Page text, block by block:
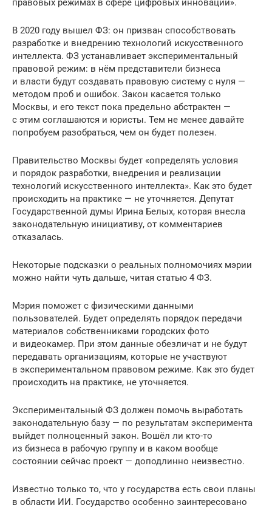
правовых режимах в сфере цифровых инноваций».
В 2020 году вышел ФЗ: он призван способствовать
разработке и внедрению технологий искусственного
интеллекта. ФЗ устанавливает экспериментальный
правовой режим: в нём представители бизнеса
и власти будут создавать правовую систему с нуля —
методом проб и ошибок. Закон касается только
Москвы, и его текст пока предельно абстрактен —
с этим соглашаются и юристы. Тем не менее давайте
попробуем разобраться, чем он будет полезен.
Правительство Москвы будет «определять условия
и порядок разработки, внедрения и реализации
технологий искусственного интеллекта». Как это будет
происходить на практике — не уточняется. Депутат
Государственной думы Ирина Белых, которая внесла
законодательную инициативу, от комментариев
отказалась.
Некоторые подсказки о реальных полномочиях мэрии
можно найти чуть дальше, читая статью 4 ФЗ.
Мэрия поможет с физическими данными
пользователей. Будет определять порядок передачи
материалов собственниками городских фото
и видеокамер. При этом данные обезличат и не будут
передавать организациям, которые не участвуют
в экспериментальном правовом режиме. Как это будет
происходить на практике, не уточняется.
Экспериментальный ФЗ должен помочь выработать
законодательную базу — по результатам эксперимента
выйдет полноценный закон. Вошёл ли кто-то
из бизнеса в рабочую группу и в каком вообще
состоянии сейчас проект — доподлинно неизвестно.
Известно только то, что у государства есть свои планы
в области ИИ. Государство особенно заинтересовано